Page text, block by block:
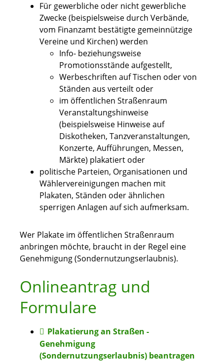
Für gewerbliche oder nicht gewerbliche
Zwecke (beispielsweise durch Verbände,
vom Finanzamt bestätigte gemeinnützige
Vereine und Kirchen) werden
Info- beziehungsweise
Promotionsstände aufgestellt,
Werbeschriften auf Tischen oder von
Ständen aus verteilt oder
im öffentlichen Straßenraum
Veranstaltungshinweise
(beispielsweise Hinweise auf
Diskotheken, Tanzveranstaltungen,
Konzerte, Aufführungen, Messen,
Märkte) plakatiert oder
politische Parteien, Organisationen und
Wählervereinigungen machen mit
Plakaten, Ständen oder ähnlichen
sperrigen Anlagen auf sich aufmerksam.
Wer Plakate im öffentlichen Straßenraum
anbringen möchte, braucht in der Regel eine
Genehmigung (Sondernutzungserlaubnis).
Onlineantrag und
Formulare
Plakatierung an Straßen -
Genehmigung
(Sondernutzungserlaubnis) beantragen